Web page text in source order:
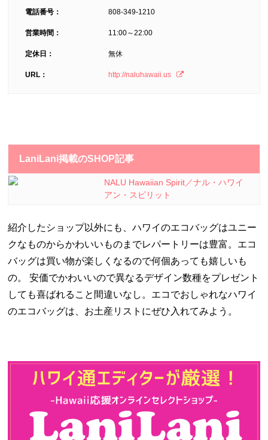
電話番号： 808-349-1210
営業時間： 11:00～22:00
定休日： 無休
URL： http://naluhawaii.us
LaniLani掲載のSHOP記事
NALU Hawaiian Spirit／ナル・ハワイ
アン・スピリット
紹介したショップ以外にも、ハワイのエコバッグはユニー
クなものからかわいいものまでレパートリーは豊富。エコ
バッグは買い物が楽しくなるので何個あっても嬉しいも
の。 安価でかわいいので異なるデザイン数種をプレゼント
しても喜ばれること間違いなし。エコでおしゃれなハワイ
のエコバッグは、お土産リストにぜひ入れてみよう。